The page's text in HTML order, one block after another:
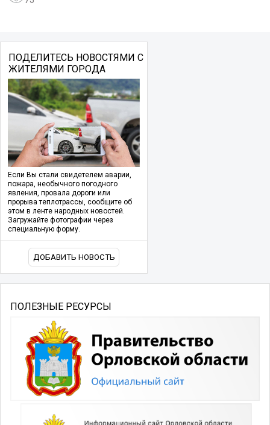
ПОДЕЛИТЕСЬ НОВОСТЯМИ С
ЖИТЕЛЯМИ ГОРОДА
Если Вы стали свидетелем аварии,
пожара, необычного погодного
явления, провала дороги или
прорыва теплотрассы, сообщите об
этом в ленте народных новостей.
Загружайте фотографии через
специальную форму.
ДОБАВИТЬ НОВОСТЬ
ПОЛЕЗНЫЕ РЕСУРСЫ